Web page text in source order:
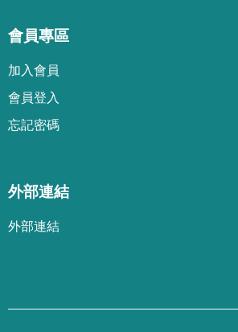
會員專區
加 入會 員
會 員登 入
忘記密碼
外部連結
外部連結